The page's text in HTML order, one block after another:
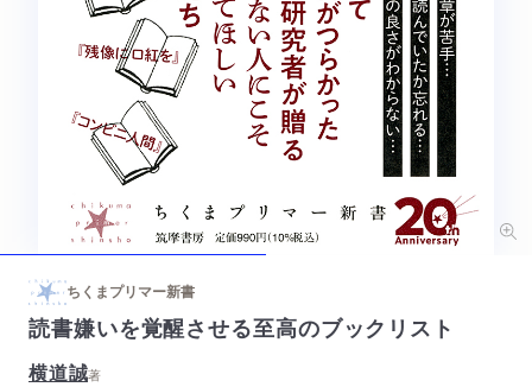
ちくまプリマー新書
読書嫌いを覚醒させる至高のブックリスト
横道誠著